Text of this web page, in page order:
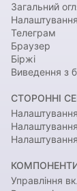
Загальний
Телеграм
Браузер
Біржі
Виведення з
СТОРОННІ
Управління